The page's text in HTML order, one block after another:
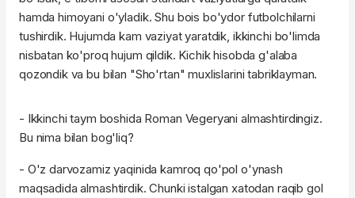
hamda himoyani o'yladik. Shu bois bo'ydor futbolchilarni
tushirdik. Hujumda kam vaziyat yaratdik, ikkinchi bo'limda
nisbatan ko'proq hujum qildik. Kichik hisobda g'alaba
qozondik va bu bilan "Sho'rtan" muxlislarini tabriklayman.
- Ikkinchi taym boshida Roman Vegeryani almashtirdingiz.
Bu nima bilan bog'liq?
- O'z darvozamiz yaqinida kamroq qo'pol o'ynash
maqsadida almashtirdik. Chunki istalgan xatodan raqib gol